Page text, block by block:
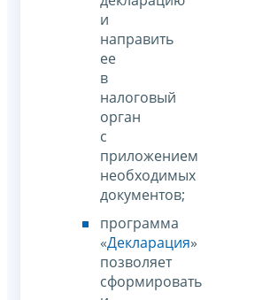
и
направить
ее
в
налоговый
орган
с
приложением
необходимых
документов;
программа
«Декларация»
позволяет
сформировать